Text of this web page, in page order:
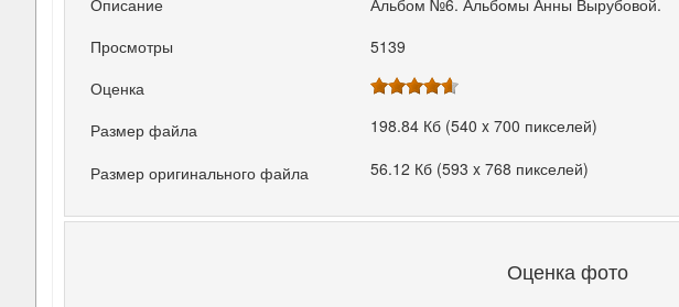
Просмотры
5139
Оценка
Размер файла
198.84 Кб (540 x 700 пикселей)
Размер оригинального файла 56.12 Кб (593 x 768 пикселей)
Оценка фото